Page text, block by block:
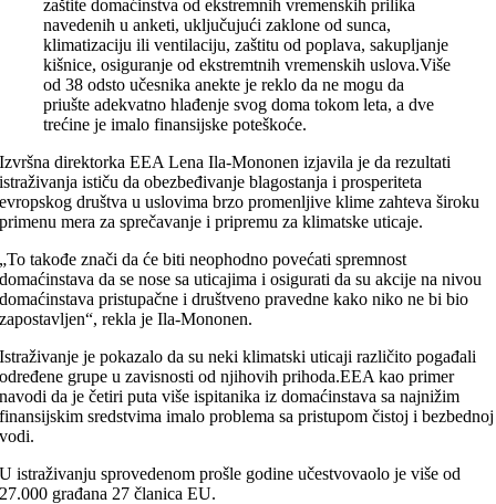
zaštite domaćinstva od ekstremnih vremenskih prilika
navedenih u anketi, uključujući zaklone od sunca,
klimatizaciju ili ventilaciju, zaštitu od poplava, sakupljanje
kišnice, osiguranje od ekstremtnih vremenskih uslova.Više
od 38 odsto učesnika anekte je reklo da ne mogu da
priušte adekvatno hlađenje svog doma tokom leta, a dve
trećine je imalo finansijske poteškoće.
Izvršna direktorka EEA Lena Ila-Mononen izjavila je da rezultati
istraživanja ističu da obezbeđivanje blagostanja i prosperiteta
evropskog društva u uslovima brzo promenljive klime zahteva široku
primenu mera za sprečavanje i pripremu za klimatske uticaje.
„To takođe znači da će biti neophodno povećati spremnost
domaćinstava da se nose sa uticajima i osigurati da su akcije na nivou
domaćinstava pristupačne i društveno pravedne kako niko ne bi bio
zapostavljen“, rekla je Ila-Mononen.
Istraživanje je pokazalo da su neki klimatski uticaji različito pogađali
određene grupe u zavisnosti od njihovih prihoda.EEA kao primer
navodi da je četiri puta više ispitanika iz domaćinstava sa najnižim
finansijskim sredstvima imalo problema sa pristupom čistoj i bezbednoj
vodi.
U istraživanju sprovedenom prošle godine učestvovaolo je više od
27.000 građana 27 članica EU.